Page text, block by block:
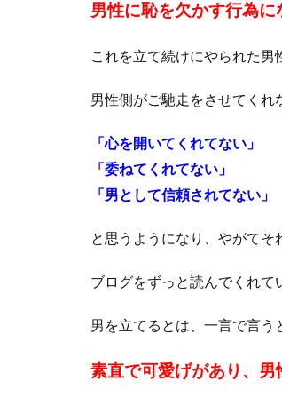
男性に恥を欠かす行為に
これを立て続けにやられた男
男性側がご馳走をさせてくれ
「心を開いてくれてない」
「委ねてくれてない」
「男として信頼されてない」
と思うようになり、やがてそ
ブログをずっと読んでくれて
男を立てるとは、一言で言う
素直で可愛げがあり、 男